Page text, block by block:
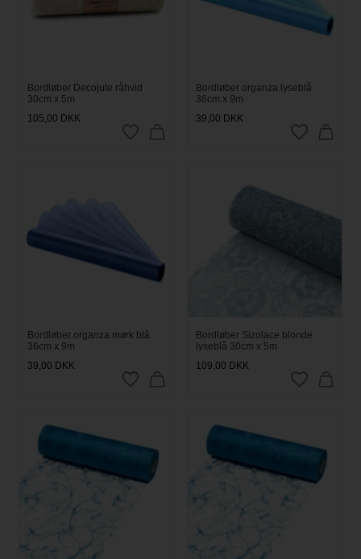
Bordløber Decojute råhvid
30cm x 5m
105,00 DKK
Bordløber organza lyseblå
36cm x 9m
39,00 DKK
Bordløber organza mørk blå
36cm x 9m
39,00 DKK
Bordløber Sizolace blonde
lyseblå 30cm x 5m
109,00 DKK